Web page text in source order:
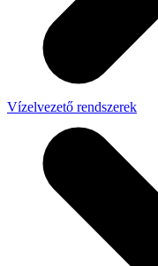
Vízelvezető rendszerek